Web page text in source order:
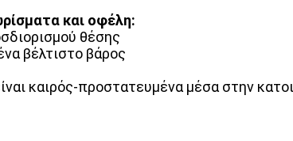
και οφέλη:
θέσης
βέλτιστο βάρος
καιρός-προστατευμένα μέσα στην